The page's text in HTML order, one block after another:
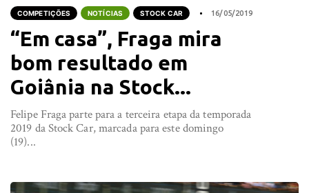
COMPETIÇÕES NOTÍCIAS STOCK CAR 16/05/2019
“Em casa”, Fraga mira
bom resultado em
Goiânia na Stock...
Felipe Fraga parte para a terceira etapa da temporada
2019 da Stock Car, marcada para este domingo
(19)...